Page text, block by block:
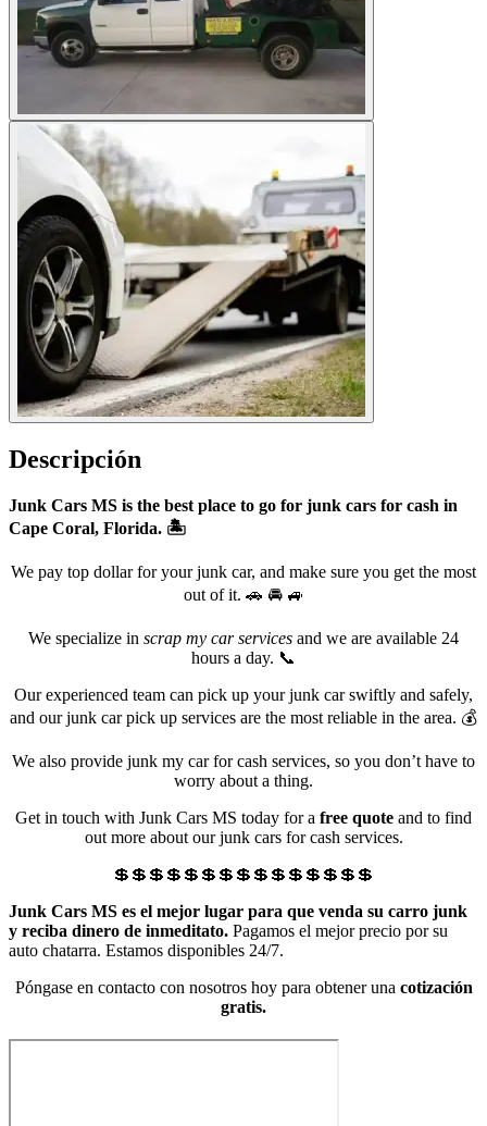
Descripción
Junk Cars MS is the best place to go for junk cars for cash in
Cape Coral, Florida. 🏝️
We pay top dollar for your junk car, and make sure you get the most
out of it. 🚗 🚘 🚙
We specialize in scrap my car services and we are available 24
hours a day. 📞
Our experienced team can pick up your junk car swiftly and safely,
and our junk car pick up services are the most reliable in the area. 💰
We also provide junk my car for cash services, so you don’t have to
worry about a thing.
Get in touch with Junk Cars MS today for a free quote and to find
out more about our junk cars for cash services.
💲💲💲💲💲💲💲💲💲💲💲💲💲💲💲
Junk Cars MS es el mejor lugar para que venda su carro junk
y reciba dinero de inmeditato. Pagamos el mejor precio por su
auto chatarra. Estamos disponibles 24/7.
Póngase en contacto con nosotros hoy para obtener una cotización
gratis.